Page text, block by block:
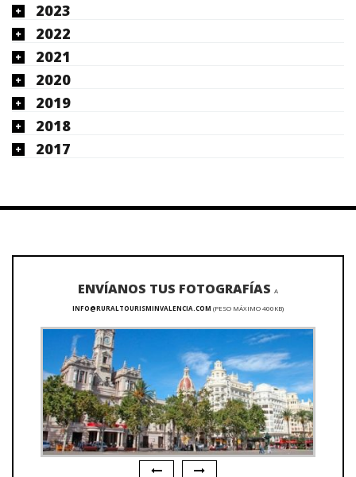
2023
2022
2021
2020
2019
2018
2017
ENVÍANOS TUS FOTOGRAFÍAS A
INFO@RURALTOURISMINVALENCIA.COM (PESO MÁXIMO 400KB)